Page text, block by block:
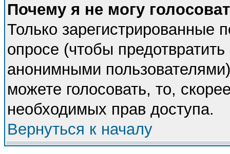
Почему я не могу
Только зарегистрированные
опросе (чтобы предотвратить
анонимными
можете голосовать, то,
необходимых прав доступа.
Вернуться к началу